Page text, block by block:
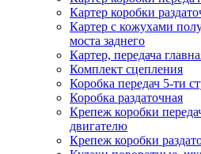
Картер коробки
Картер с кожухами
моста заднего
Картер, передача
Комплект сцепления
Коробка передач 5-ти
Коробка раздаточная
Крепеж коробки
двигателю
Крепеж коробки